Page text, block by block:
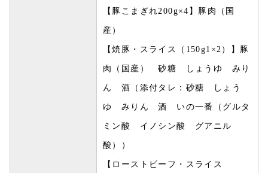
【豚こまぎれ200g×4】豚肉（国
産）
【焼豚・スライス（150g1×2）】豚
肉（国産） 砂糖 しょうゆ みり
ん 酒（添付タレ：砂糖 しょう
ゆ みりん 酒 いの一番（グルタ
ミン酸 イノシン酸 グアニル
酸））
【ローストビーフ・スライス